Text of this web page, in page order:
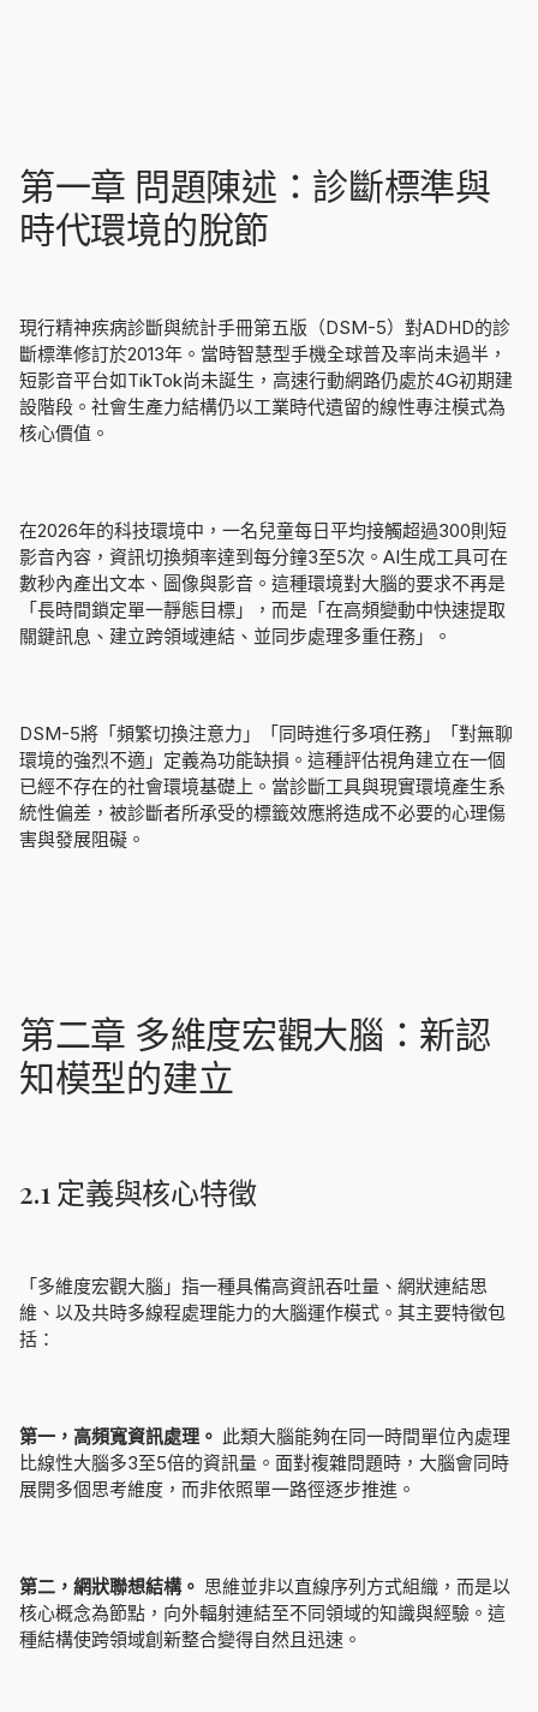
第一章 問題陳述：診斷標準與
時代環境的脫節
現行精神疾病診斷與統計手冊第五版（DSM-5）對ADHD的診
斷標準修訂於2013年。當時智慧型手機全球普及率尚未過半，
短影音平台如TikTok尚未誕生，高速行動網路仍處於4G初期建
設階段。社會生產力結構仍以工業時代遺留的線性專注模式為
核心價值。
在2026年的科技環境中，一名兒童每日平均接觸超過300則短
影音內容，資訊切換頻率達到每分鐘3至5次。AI生成工具可在
數秒內產出文本、圖像與影音。這種環境對大腦的要求不再是
「長時間鎖定單一靜態目標」，而是「在高頻變動中快速提取
關鍵訊息、建立跨領域連結、並同步處理多重任務」。
DSM-5將「頻繁切換注意力」「同時進行多項任務」「對無聊
環境的強烈不適」定義為功能缺損。這種評估視角建立在一個
已經不存在的社會環境基礎上。當診斷工具與現實環境產生系
統性偏差，被診斷者所承受的標籤效應將造成不必要的心理傷
害與發展阻礙。
第二章 多維度宏觀大腦：新認
知模型的建立
2.1 定義與核心特徵
「多維度宏觀大腦」指一種具備高資訊吞吐量、網狀連結思
維、以及共時多線程處理能力的大腦運作模式。其主要特徵包
括：
第一，高頻寬資訊處理。 此類大腦能夠在同一時間單位內處理
比線性大腦多3至5倍的資訊量。面對複雜問題時，大腦會同時
展開多個思考維度，而非依照單一路徑逐步推進。
第二，網狀聯想結構。 思維並非以直線序列方式組織，而是以
核心概念為節點，向外輻射連結至不同領域的知識與經驗。這
種結構使跨領域創新整合變得自然且迅速。